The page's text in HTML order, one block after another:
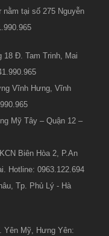
nằm tại số 275 Nguyễn
18 Đ. Tam Trinh, Mai
Vĩnh Hưng, Vĩnh
Mỹ Tây – Quận 12 –
Biên Hòa 2, P.An
Hotline: 0963.122.694
Tp. Phủ Lý - Hà
Yên Mỹ, Hưng Yên: